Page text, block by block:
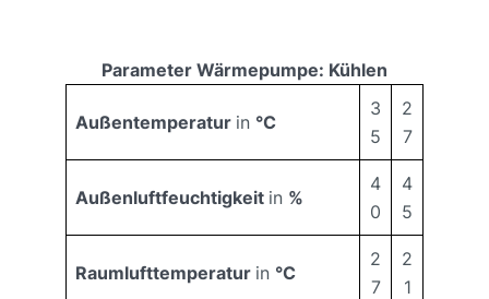
Parameter Wärmepumpe: Kühlen
Außentemperatur in °C
3
5
2
7
Außenluftfeuchtigkeit in %
4
0
4
5
Raumlufttemperatur in °C
2
7
2
1